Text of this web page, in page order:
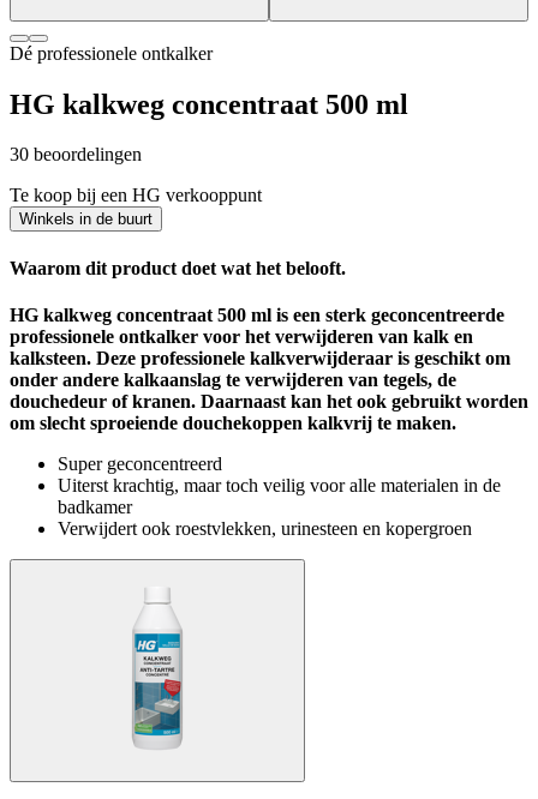
Dé professionele ontkalker
HG kalkweg concentraat 500 ml
30 beoordelingen
Te koop bij een HG verkooppunt
Winkels in de buurt
Waarom dit product doet wat het belooft.
HG kalkweg concentraat 500 ml is een sterk geconcentreerde
professionele ontkalker voor het verwijderen van kalk en
kalksteen. Deze professionele kalkverwijderaar is geschikt om
onder andere kalkaanslag te verwijderen van tegels, de
douchedeur of kranen. Daarnaast kan het ook gebruikt worden
om slecht sproeiende douchekoppen kalkvrij te maken.
Super geconcentreerd
Uiterst krachtig, maar toch veilig voor alle materialen in de
badkamer
Verwijdert ook roestvlekken, urinesteen en kopergroen